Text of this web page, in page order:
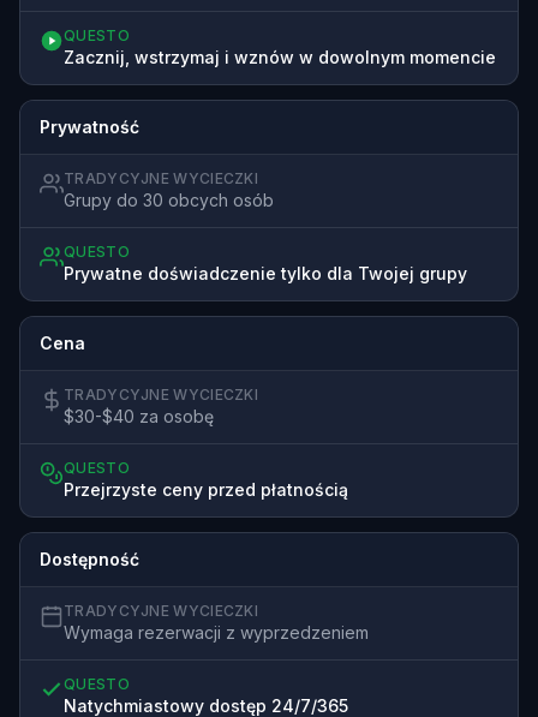
QUESTO
Zacznij, wstrzymaj i wznów w dowolnym momencie
Prywatność
TRADYCYJNE WYCIECZKI
Grupy do 30 obcych osób
QUESTO
Prywatne doświadczenie tylko dla Twojej grupy
Cena
TRADYCYJNE WYCIECZKI
$30-$40 za osobę
QUESTO
Przejrzyste ceny przed płatnością
Dostępność
TRADYCYJNE WYCIECZKI
Wymaga rezerwacji z wyprzedzeniem
QUESTO
Natychmiastowy dostęp 24/7/365